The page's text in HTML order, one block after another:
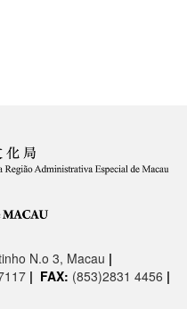
N.o 3, Macau |
| FAX: (853)2831 4456 |